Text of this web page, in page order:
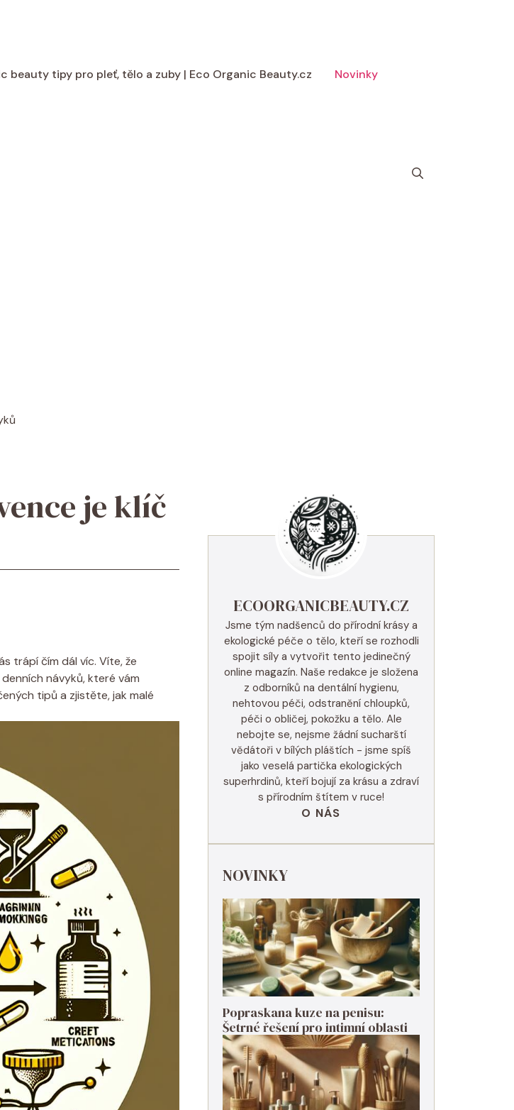
beauty tipy pro pleť, tělo a zuby | Eco Organic Beauty.cz Novinky
je klíč
trápí čím dál víc. Víte, že
návyků, které vám
tipů a zjistěte, jak malé
ECOORGANICBEAUTY.CZ
Jsme tým nadšenců do přírodní krásy a
ekologické péče o tělo, kteří se rozhodli
spojit síly a vytvořit tento jedinečný
online magazín. Naše redakce je složena
z odborníků na dentální hygienu,
nehtovou péči, odstranění chloupků,
péči o obličej, pokožku a tělo. Ale
nebojte se, nejsme žádní sucharští
vědátoři v bílých pláštích - jsme spíš
jako veselá partička ekologických
superhrdinů, kteří bojují za krásu a zdraví
s přírodním štítem v ruce!
O NÁS
NOVINKY
Popraskana kuze na penisu:
Šetrné řešení pro intimní oblasti